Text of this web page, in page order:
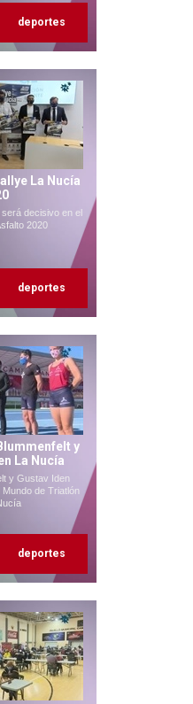
deportes
La Nucía
decisivo en el
2020
deportes
y
La Nucía
y Gustav Iden
de Triatlón
deportes